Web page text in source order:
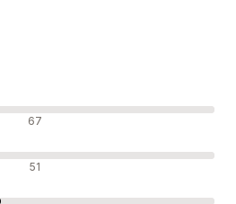
67
51